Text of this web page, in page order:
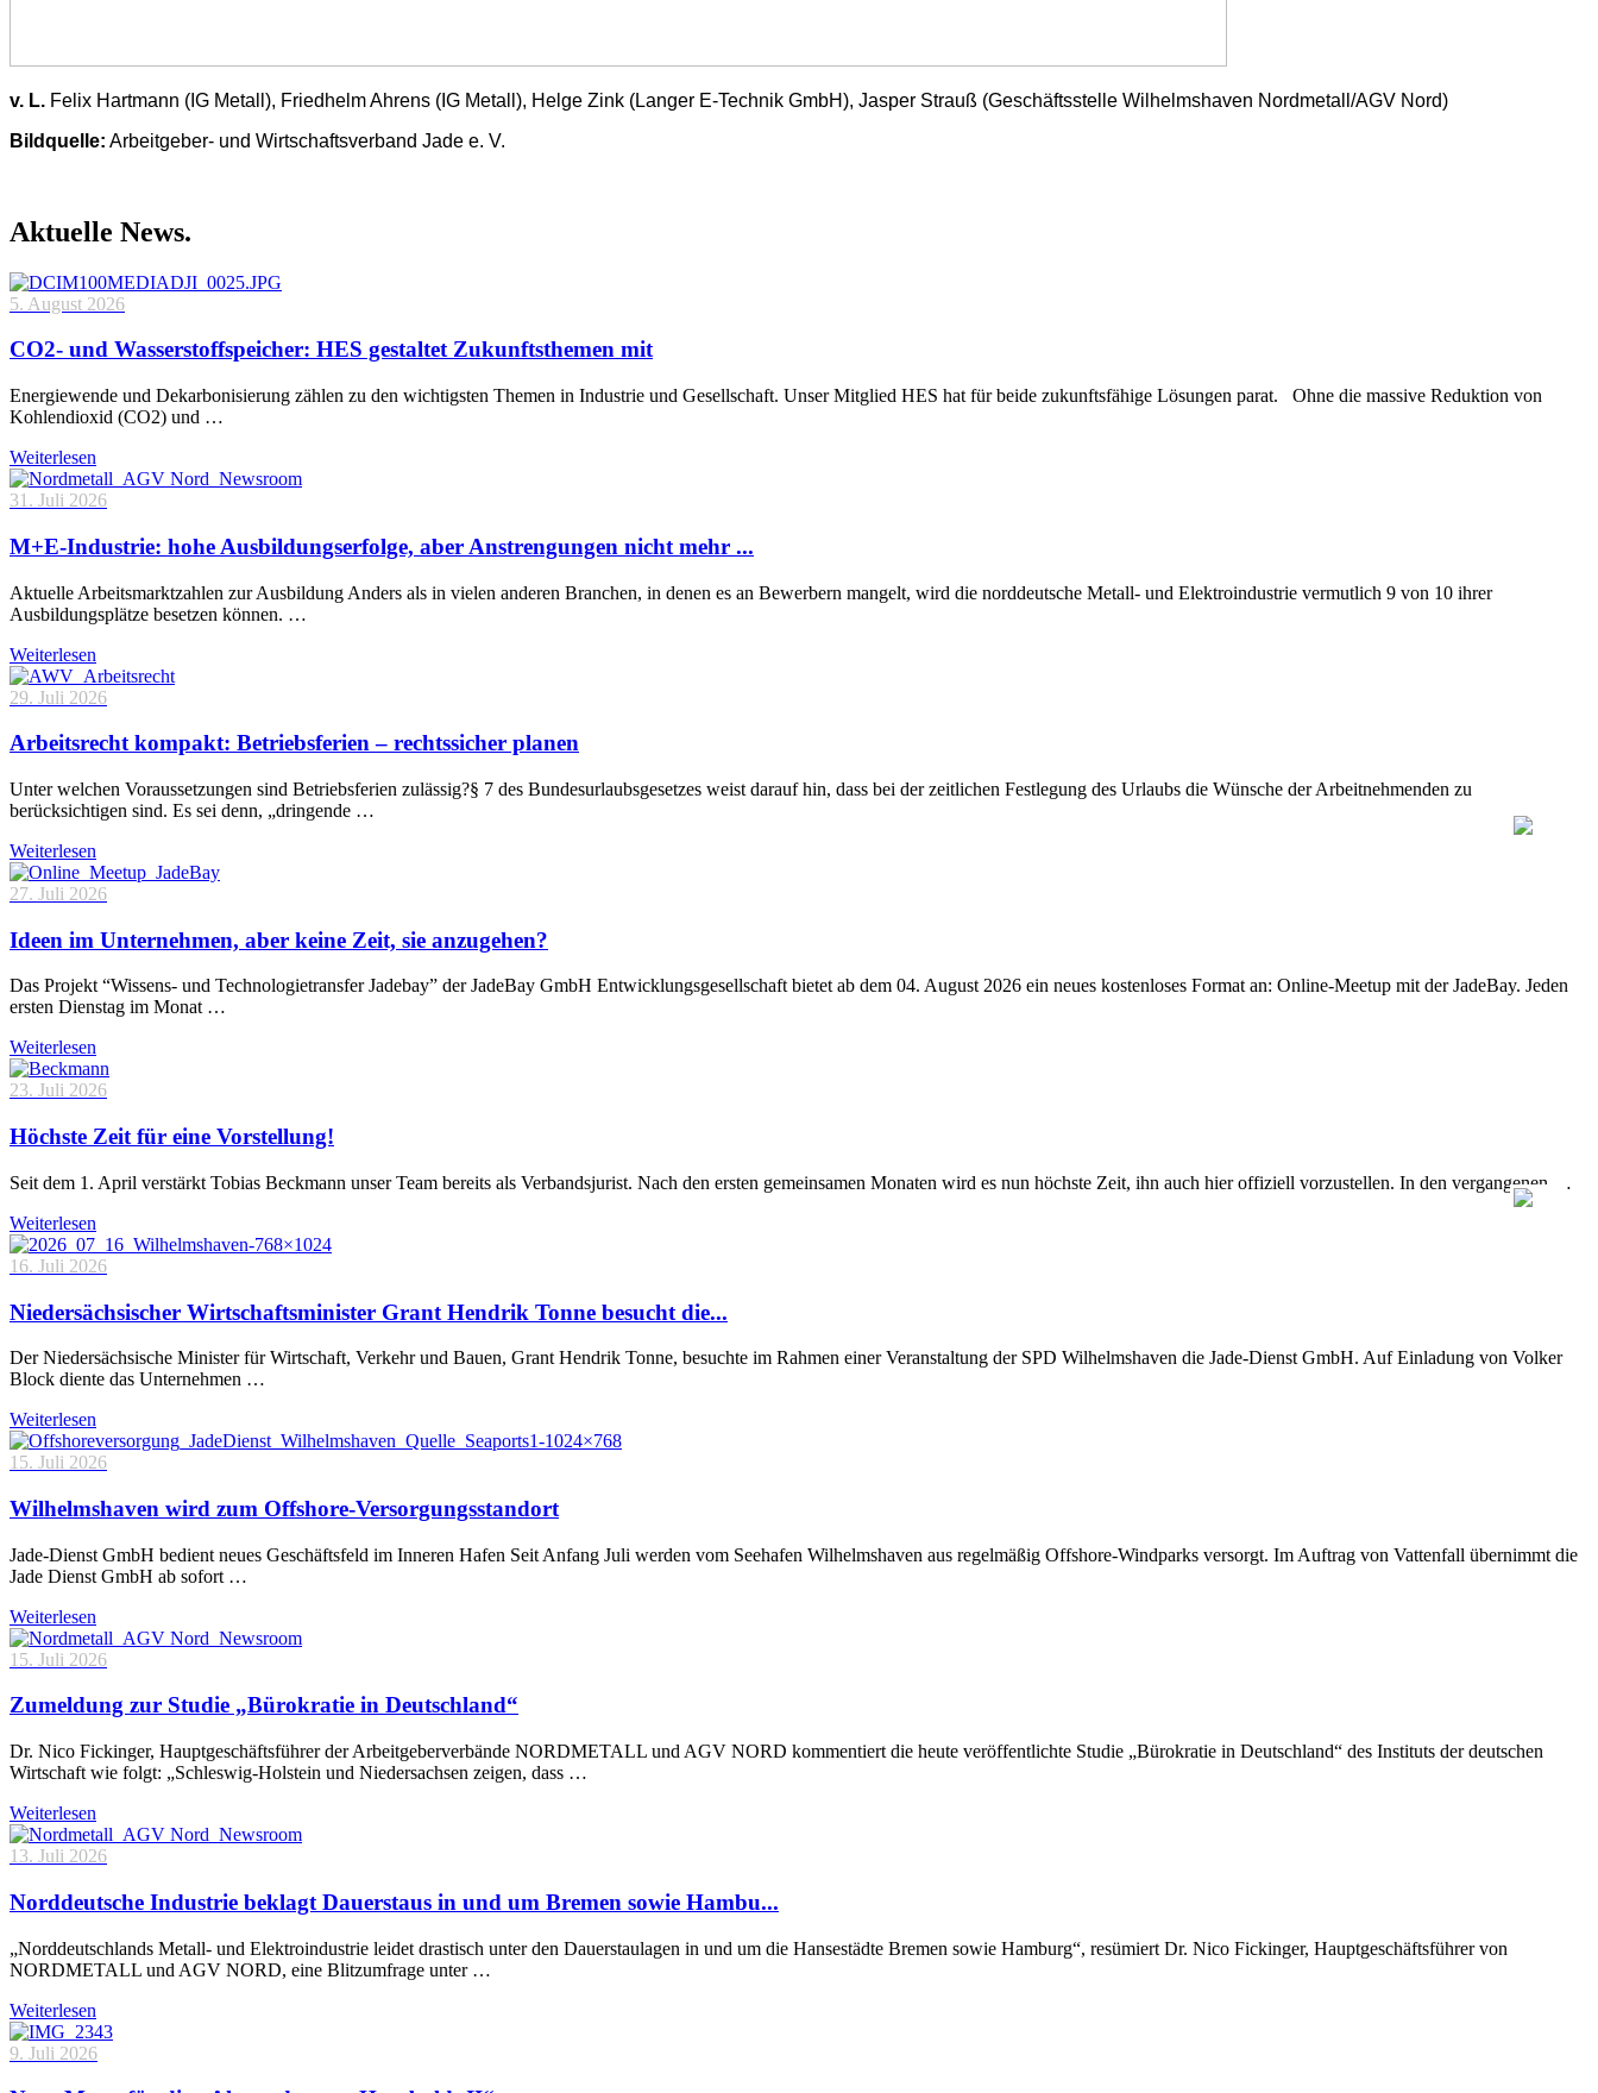
v. L. Felix Hartmann (IG Metall), Friedhelm Ahrens (IG Metall), Helge Zink (Langer E-Technik GmbH), Jasper Strauß (Geschäftsstelle Wilhelmshaven Nordmetall/AGV Nord)
Bildquelle: Arbeitgeber- und Wirtschaftsverband Jade e. V.
Aktuelle News.
5. August 2026
CO2- und Wasserstoffspeicher: HES gestaltet Zukunftsthemen mit
Energiewende und Dekarbonisierung zählen zu den wichtigsten Themen in Industrie und Gesellschaft. Unser Mitglied HES hat für beide zukunftsfähige Lösungen parat. Ohne die massive Reduktion von
Kohlendioxid (CO2) und …
Weiterlesen
31. Juli 2026
M+E-Industrie: hohe Ausbildungserfolge, aber Anstrengungen nicht mehr ...
Aktuelle Arbeitsmarktzahlen zur Ausbildung Anders als in vielen anderen Branchen, in denen es an Bewerbern mangelt, wird die norddeutsche Metall- und Elektroindustrie vermutlich 9 von 10 ihrer
Ausbildungsplätze besetzen können. …
Weiterlesen
29. Juli 2026
Arbeitsrecht kompakt: Betriebsferien – rechtssicher planen
Unter welchen Voraussetzungen sind Betriebsferien zulässig?§ 7 des Bundesurlaubsgesetzes weist darauf hin, dass bei der zeitlichen Festlegung des Urlaubs die Wünsche der Arbeitnehmenden zu
berücksichtigen sind. Es sei denn, „dringende …
Weiterlesen
27. Juli 2026
Ideen im Unternehmen, aber keine Zeit, sie anzugehen?
Das Projekt “Wissens- und Technologietransfer Jadebay” der JadeBay GmbH Entwicklungsgesellschaft bietet ab dem 04. August 2026 ein neues kostenloses Format an: Online-Meetup mit der JadeBay. Jeden
ersten Dienstag im Monat …
Weiterlesen
23. Juli 2026
Höchste Zeit für eine Vorstellung!
Seit dem 1. April verstärkt Tobias Beckmann unser Team bereits als Verbandsjurist. Nach den ersten gemeinsamen Monaten wird es nun höchste Zeit, ihn auch hier offiziell vorzustellen. In den vergangenen …
Weiterlesen
16. Juli 2026
Niedersächsischer Wirtschaftsminister Grant Hendrik Tonne besucht die...
Der Niedersächsische Minister für Wirtschaft, Verkehr und Bauen, Grant Hendrik Tonne, besuchte im Rahmen einer Veranstaltung der SPD Wilhelmshaven die Jade-Dienst GmbH. Auf Einladung von Volker
Block diente das Unternehmen …
Weiterlesen
15. Juli 2026
Wilhelmshaven wird zum Offshore-Versorgungsstandort
Jade-Dienst GmbH bedient neues Geschäftsfeld im Inneren Hafen Seit Anfang Juli werden vom Seehafen Wilhelmshaven aus regelmäßig Offshore-Windparks versorgt. Im Auftrag von Vattenfall übernimmt die
Jade Dienst GmbH ab sofort …
Weiterlesen
15. Juli 2026
Zumeldung zur Studie „Bürokratie in Deutschland“
Dr. Nico Fickinger, Hauptgeschäftsführer der Arbeitgeberverbände NORDMETALL und AGV NORD kommentiert die heute veröffentlichte Studie „Bürokratie in Deutschland“ des Instituts der deutschen
Wirtschaft wie folgt: „Schleswig-Holstein und Niedersachsen zeigen, dass …
Weiterlesen
13. Juli 2026
Norddeutsche Industrie beklagt Dauerstaus in und um Bremen sowie Hambu...
„Norddeutschlands Metall- und Elektroindustrie leidet drastisch unter den Dauerstaulagen in und um die Hansestädte Bremen sowie Hamburg“, resümiert Dr. Nico Fickinger, Hauptgeschäftsführer von
NORDMETALL und AGV NORD, eine Blitzumfrage unter …
Weiterlesen
9. Juli 2026